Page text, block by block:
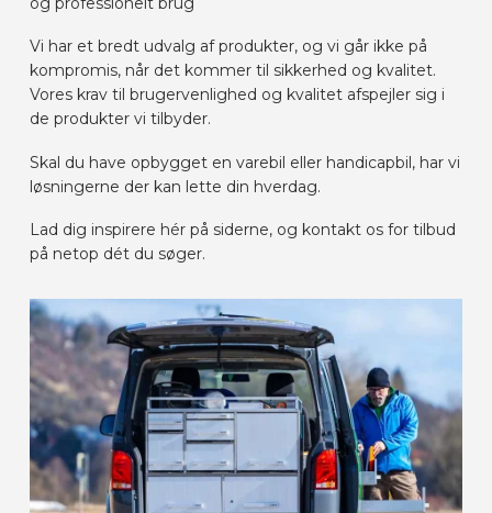
LAYOUT ONLINE
DA
Vi har et bredt udvalg af produkter, og vi går ikke på
kompromis, når det kommer til sikkerhed og kvalitet.
Vores krav til brugervenlighed og kvalitet afspejler sig i
de produkter vi tilbyder.
Skal du have opbygget en varebil eller handicapbil, har vi
løsningerne der kan lette din hverdag.
Lad dig inspirere hér på siderne, og kontakt os for tilbud
på netop dét du søger.